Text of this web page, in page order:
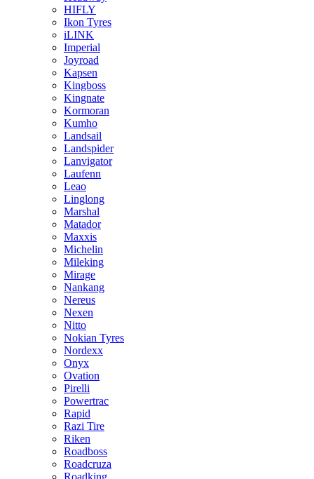
HIFLY
Ikon Tyres
iLINK
Imperial
Joyroad
Kapsen
Kingboss
Kingnate
Kormoran
Kumho
Landsail
Landspider
Lanvigator
Laufenn
Leao
Linglong
Marshal
Matador
Maxxis
Michelin
Mileking
Mirage
Nankang
Nereus
Nexen
Nitto
Nokian Tyres
Nordexx
Onyx
Ovation
Pirelli
Powertrac
Rapid
Razi Tire
Riken
Roadboss
Roadcruza
Roadking